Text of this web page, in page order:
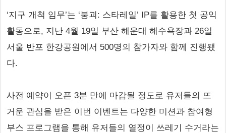
‘지구 개척 임무’는 ‘붕괴: 스타레일’ IP를 활용한 첫 공익
활동으로, 지난 4월 19일 부산 해운대 해수욕장과 26일
서울 반포 한강공원에서 500명의 참가자와 함께 진행됐
다.
사전 예약이 오픈 3분 만에 마감될 정도로 유저들의 뜨
거운 관심을 받은 이번 이벤트는 다양한 미션과 참여형
부스 프로그램을 통해 유저들의 열정이 쓰레기 수거라는